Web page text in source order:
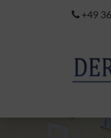
+49